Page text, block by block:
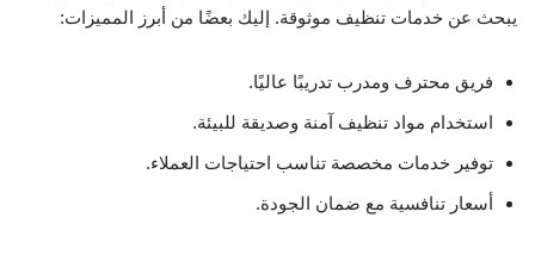
يبحث عن خدمات تنظيف موثوقة. إليك بعضًا من أبرز المميزات:
فريق محترف ومدرب تدريبًا عاليًا.
استخدام مواد تنظيف آمنة وصديقة للبيئة.
توفير خدمات مخصصة تناسب احتياجات العملاء.
أسعار تنافسية مع ضمان الجودة.